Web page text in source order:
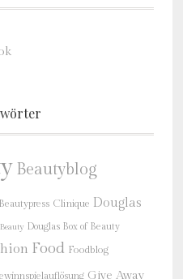
Beautyblog
Beautypress Clinique Douglas
Douglas Box of Beauty
Food Foodblog
Give Away